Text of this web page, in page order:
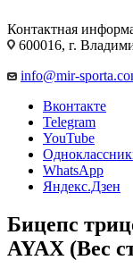
Контактная
600016, г.
info@mir-
Вконтакте
Telegram
YouTube
WhatsApp
Яндекс.Дзен
Бицепс
AYAX (Вес